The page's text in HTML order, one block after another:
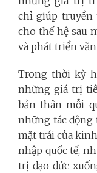
chỉ giúp truyền
cho thế hệ sau
và phát triển
Trong thời kỳ
những giá trị
bản thân mỗi
những tác động
mặt trái của
nhập quốc tế,
trị đạo đức